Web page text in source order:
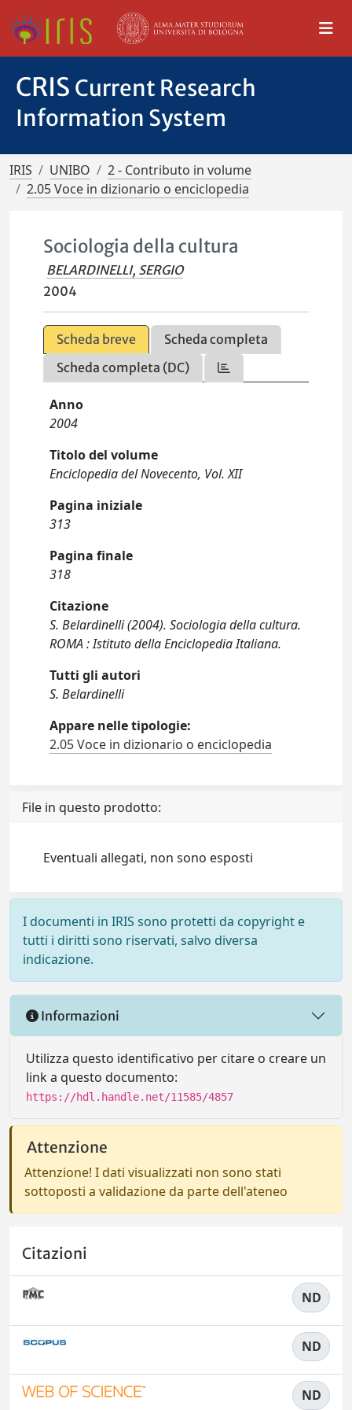
CRIS Current Research
Information System
IRIS UNIBO
2 - Contributo in volume
2.05 Voce in dizionario o enciclopedia
Sociologia della cultura
BELARDINELLI, SERGIO
2004
Scheda breve
Scheda completa
Scheda completa (DC)
Anno
2004
Titolo del volume
Enciclopedia del Novecento, Vol. XII
Pagina iniziale
313
Pagina finale
318
Citazione
S. Belardinelli (2004). Sociologia della cultura.
ROMA : Istituto della Enciclopedia Italiana.
Tutti gli autori
S. Belardinelli
Appare nelle tipologie:
2.05 Voce in dizionario o enciclopedia
File in questo prodotto:
Eventuali allegati, non sono esposti
I documenti in IRIS sono protetti da copyright e
tutti i diritti sono riservati, salvo diversa
indicazione.
Informazioni
Utilizza questo identificativo per citare o creare un
link a questo documento:
https://hdl.handle.net/11585/4857
Attenzione
Attenzione! I dati visualizzati non sono stati
sottoposti a validazione da parte dell'ateneo
Citazioni
ND
ND
ND